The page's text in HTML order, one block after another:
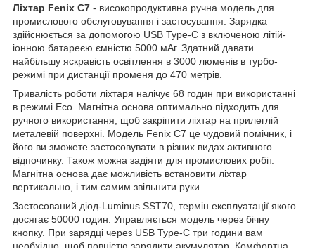
Ліхтар Fenix C7 - високопродуктивна ручна модель для
промислового обслуговування і застосування. Зарядка
здійснюється за допомогою USB Type-C з включеною літій-
іонною батареєю ємністю 5000 мАг. Здатний давати
найбільшу яскравість освітлення в 3000 люменів в турбо-
режимі при дистанції променя до 470 метрів.
Тривалість роботи ліхтаря налічує 68 годин при використанні
в режимі Eco. Магнітна основа оптимально підходить для
ручного використання, щоб закріпити ліхтар на прилеглій
металевій поверхні. Модель Fenix C7 це чудовий помічник, і
його ви зможете застосовувати в різних видах активного
відпочинку. Також можна задіяти для промислових робіт.
Магнітна основа дає можливість встановити ліхтар
вертикально, і тим самим звільнити руки.
Застосований діод-Luminus SST70, термін експлуатації якого
досягає 50000 годин. Управляється модель через бічну
кнопку. При зарядці через USB Type-C три години вам